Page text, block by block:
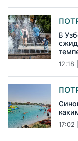
В
12:18
17:02